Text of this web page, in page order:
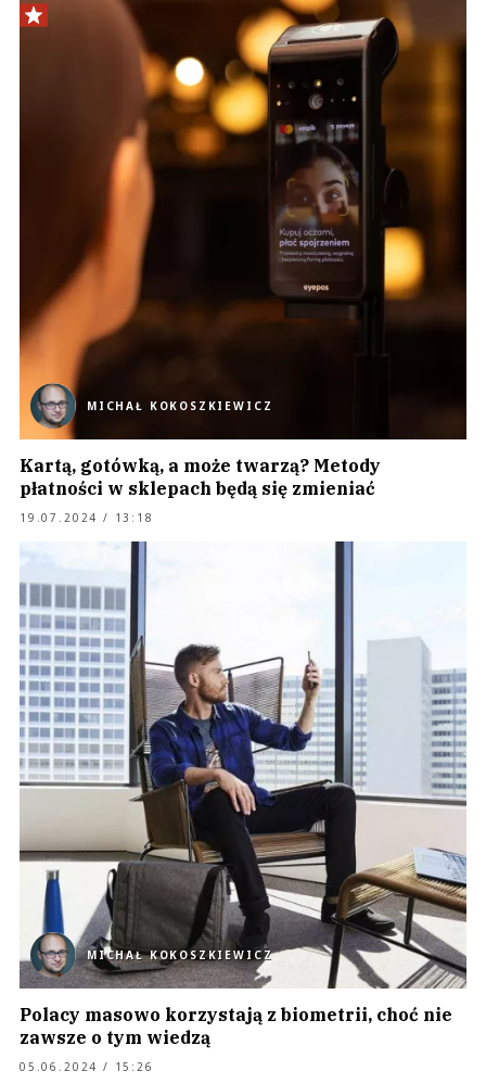
MICHAŁ KOKOSZKIEWICZ
Kartą, gotówką, a może twarzą? Metody
płatności w sklepach będą się zmieniać
19.07.2024 / 13:18
MICHAŁ KOKOSZKIEWICZ
Polacy masowo korzystają z biometrii, choć nie
zawsze o tym wiedzą
05.06.2024 / 15:26